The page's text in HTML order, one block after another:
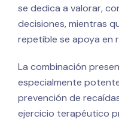
se dedica a valorar,
decisiones, mientras
repetible se apoya en
La combinación
especialmente
prevención de
ejercicio terapéutico